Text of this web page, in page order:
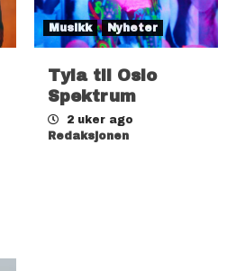
Musikk Nyheter
Tyla til Oslo
Spektrum
2 uker ago
Redaksjonen